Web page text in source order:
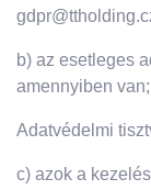
b) az esetleges
amennyiben van;
Adatvédelmi
c) azok a